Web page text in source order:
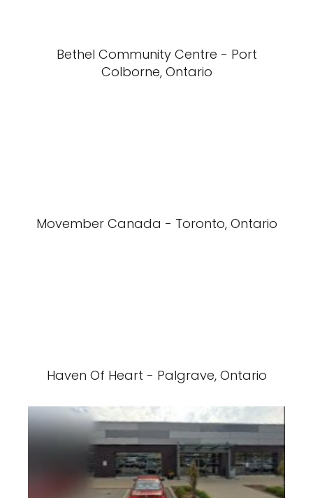
Bethel Community Centre - Port
Colborne, Ontario
Movember Canada - Toronto, Ontario
Haven Of Heart - Palgrave, Ontario